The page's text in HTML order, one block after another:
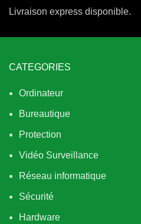
Livraison express disponible.
CATEGORIES
Ordinateur
Bureautique
Protection
Vidéo Surveillance
Réseau informatique
Sécurité
Hardware